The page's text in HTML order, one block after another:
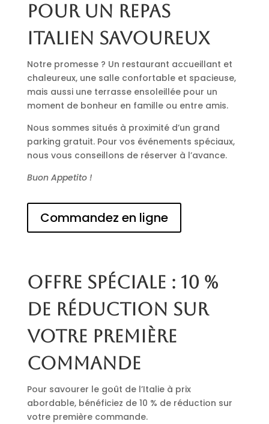
pour un repas
italien savoureux
Notre promesse ? Un restaurant accueillant et
chaleureux, une salle confortable et spacieuse,
mais aussi une terrasse ensoleillée pour un
moment de bonheur en famille ou entre amis.
Nous sommes situés à proximité d’un grand
parking gratuit. Pour vos événements spéciaux,
nous vous conseillons de réserver à l’avance.
Buon Appetito !
Commandez en ligne
Offre spéciale : 10 %
de réduction sur
votre première
commande
Pour savourer le goût de l’Italie à prix
abordable, bénéficiez de 10 % de réduction sur
votre première commande.